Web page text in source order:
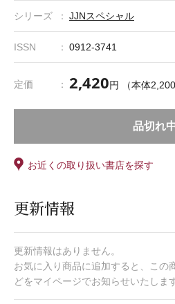
シリーズ JJNスペシャル
ISSN 0912-3741
定価 2,420円 （本体2,200
品切れ
お近くの取り扱い書店を探す
更新情報
更新情報はありません。
お気に入り商品に追加すると、この
どをマイページでお知らせいたしま